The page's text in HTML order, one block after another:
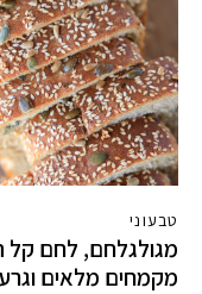
טבעוני
מגולגלחם, לחם קל
מקמחים מלאים